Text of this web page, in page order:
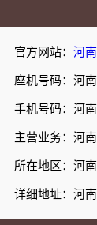
官方网站： 河
座机号码：河
手机号码：河
主营业务：河
所在地区：河